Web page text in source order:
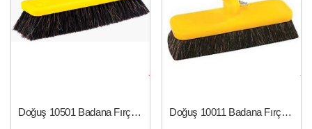
Doğuş 10501 Badana Fırça Mega 501 4 cm Doğuş 10011 Badana Fırça Robot 4 cm